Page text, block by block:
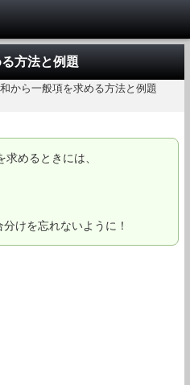
方法と例題
から一般項を求める方法と例題
求めるときには、
けを忘れないように！